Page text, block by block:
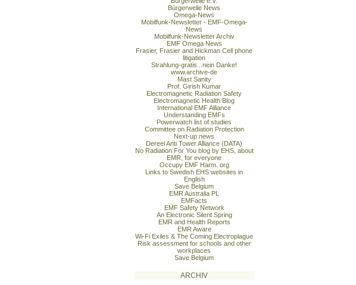
Bürgerwelle News
Omega-News
Mobilfunk-Newsletter - EMF-Omega-
News
Mobilfunk-Newsletter Archiv
EMF Omega News
Frasier, Frasier and Hickman Cell phone
litigation
Strahlung-gratis...nein Danke!
www.archive-de
Mast Sanity
Prof. Girish Kumar
Electromagnetic Radiation Safety
Electromagnetic Health Blog
International EMF Alliance
Understanding EMFs
Powerwatch list of studies
Committee on Radiation Protection
Next-up news
Dereel Anti Tower Alliance (DATA)
No Radiation For You blog by EHS, about
EMR, for everyone
Occupy EMF Harm. org
Links to Swedish EHS websites in
English
Save Belgium
EMR Australia PL
EMFacts
EMF Safety Network
An Electronic Silent Spring
EMR and Health Reports
EMR Aware
Wi-Fi Exiles & The Coming Electroplague
Risk assessment for schools and other
workplaces
Save Belgium
ARCHIV